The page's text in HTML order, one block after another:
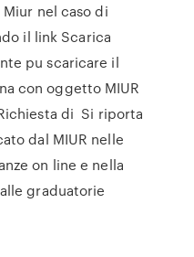
nel caso di
il link Scarica
pu scaricare il
con oggetto MIUR
di Si riporta
dal MIUR nelle
on line e nella
graduatorie